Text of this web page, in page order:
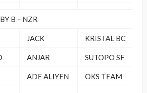
B – NZR
JACK KRISTAL BC
ANJAR SUTOPO SF
ADE ALIYEN OKS TEAM